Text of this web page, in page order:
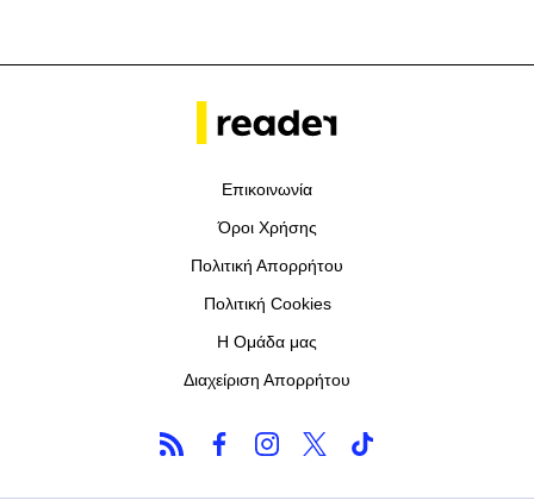
Επικοινωνία
Όροι Χρήσης
Πολιτική Απορρήτου
Πολιτική Cookies
Η Ομάδα μας
Διαχείριση Απορρήτου